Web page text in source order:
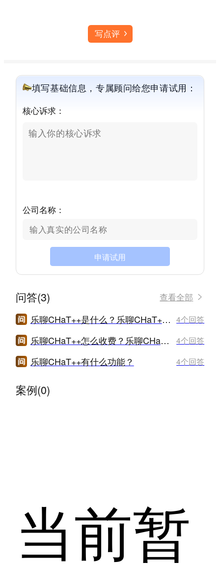
写点评
填写基础信息，专属顾问给您申请试用：
核心诉求：
公司名称：
申请试用
问答(3) 查看全部
乐聊CHaT++是什么？乐聊CHaT++怎么样？ 4个回答
乐聊CHaT++怎么收费？乐聊CHaT++价格是多少？ 4个回答
乐聊CHaT++有什么功能？ 4个回答
案例(0)
当前暂